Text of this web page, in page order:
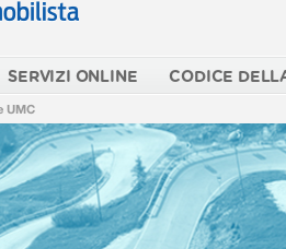
SERVIZI ONLINE CODICE
UMC